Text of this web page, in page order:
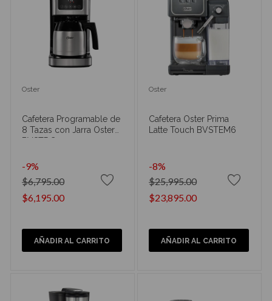
Oster
Cafetera Programable de
8 Tazas con Jarra Oster
BVSTDC-4404
$6,195.00
$6,795.00
-9%
AÑADIR AL CARRITO
Oster
Cafetera Oster Prima
Latte Touch BVSTEM6
$23,895.00
$25,995.00
-8%
AÑADIR AL CARRITO